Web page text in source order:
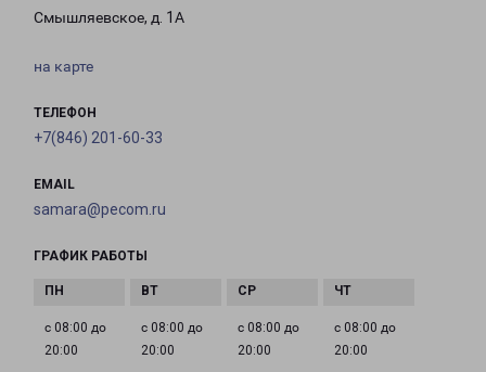
Смышляевское, д. 1А
на карте
ТЕЛЕФОН
+7(846) 201-60-33
EMAIL
samara@pecom.ru
ГРАФИК РАБОТЫ
с 08:00 до
20:00
с 08:00 до
20:00
с 08:00 до
20:00
с 08:00 до
20:00